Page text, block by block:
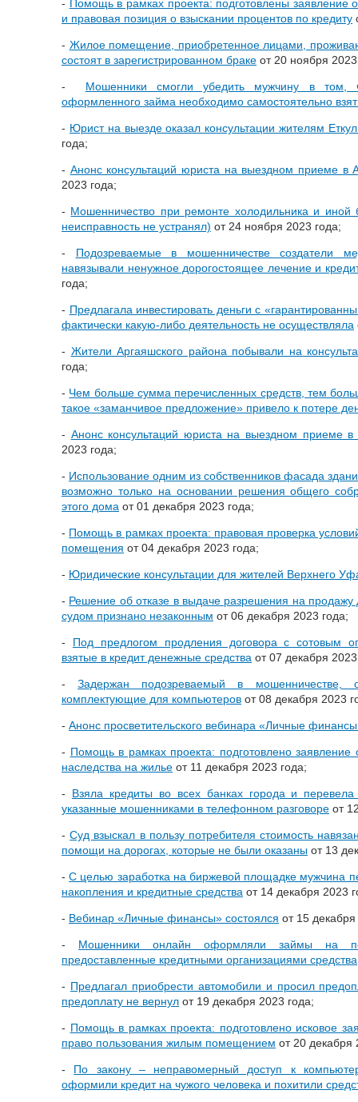
- Помощь в рамках проекта: подготовлены заявление
и правовая позиция о взыскании процентов по кредиту
- Жилое помещение, приобретенное лицами,
состоят в зарегистрированном браке от 20 ноября
- Мошенники смогли убедить мужчину в том,
оформленного займа необходимо самостоятельно
- Юрист на выезде оказал консультации жителям
года;
- Анонс консультаций юриста на выездном приеме в
2023 года;
- Мошенничество при ремонте холодильника и иной
неисправность не устранял) от 24 ноября 2023 года;
- Подозреваемые в мошенничестве создатели
навязывали ненужное дорогостоящее лечение и
года;
- Предлагала инвестировать деньги с
фактически какую-либо деятельность не осуществляла
- Жители Аргаяшского района побывали на
года;
- Чем больше сумма перечисленных средств, тем
такое «заманчивое предложение» привело к потере
- Анонс консультаций юриста на выездном приеме
2023 года;
- Использование одним из собственников фасада
возможно только на основании решения общего
этого дома от 01 декабря 2023 года;
- Помощь в рамках проекта: правовая проверка
помещения от 04 декабря 2023 года;
- Юридические консультации для жителей Верхнего
- Решение об отказе в выдаче разрешения на
судом признано незаконным от 06 декабря 2023 года;
- Под предлогом продления договора с сотовым
взятые в кредит денежные средства от 07 декабря
-Задержан подозреваемый в мошенничестве,
комплектующие для компьютеров от 08 декабря 2023
- Анонс просветительского вебинара «Личные
- Помощь в рамках проекта: подготовлено заявление
наследства на жилье от 11 декабря 2023 года;
- Взяла кредиты во всех банках города и
указанные мошенниками в телефонном разговоре от
-Суд взыскал в пользу потребителя стоимость
помощи на дорогах, которые не были оказаны от 13
-С целью заработка на биржевой площадке мужчина
накопления и кредитные средства от 14 декабря 2023
- Вебинар «Личные финансы» состоялся от 15
- Мошенники онлайн оформляли займы на
предоставленные кредитными организациями средства
- Предлагал приобрести автомобили и просил
предоплату не вернул от 19 декабря 2023 года;
- Помощь в рамках проекта: подготовлено исковое
право пользования жилым помещением от 20 декабря
- По закону – неправомерный доступ к
оформили кредит на чужого человека и похитили